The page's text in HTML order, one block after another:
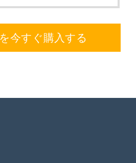
今すぐ購入する